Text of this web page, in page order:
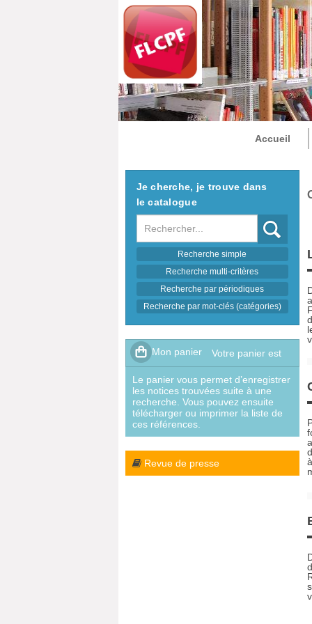
Accueil
Je cherche, je trouve dans
le catalogue
Recherche
Recherche simple
Recherche multi-critères
Recherche par périodiques
Recherche par mot-clés (catégories)
Le panier vous permet d’enregistrer
les notices trouvées suite à une
recherche. Vous pouvez ensuite
télécharger ou imprimer la liste de
ces références.
Revue de presse